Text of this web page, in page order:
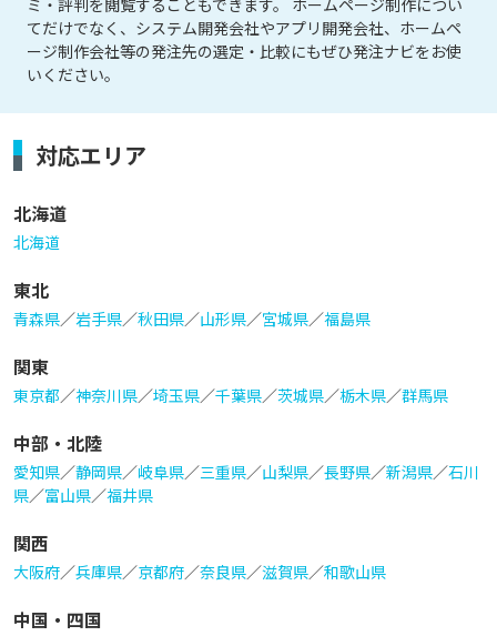
ミ・評判を閲覧することもできます。 ホームページ制作につい
てだけでなく、システム開発会社やアプリ開発会社、ホームペ
ージ制作会社等の発注先の選定・比較にもぜひ発注ナビをお使
いください。
対応エリア
北海道
北海道
東北
青森県／岩手県／秋田県／山形県／宮城県／福島県
関東
東京都／神奈川県／埼玉県／千葉県／茨城県／栃木県／群馬県
中部・北陸
愛知県／静岡県／岐阜県／三重県／山梨県／長野県／新潟県／石川
県／富山県／福井県
関西
大阪府／兵庫県／京都府／奈良県／滋賀県／和歌山県
中国・四国